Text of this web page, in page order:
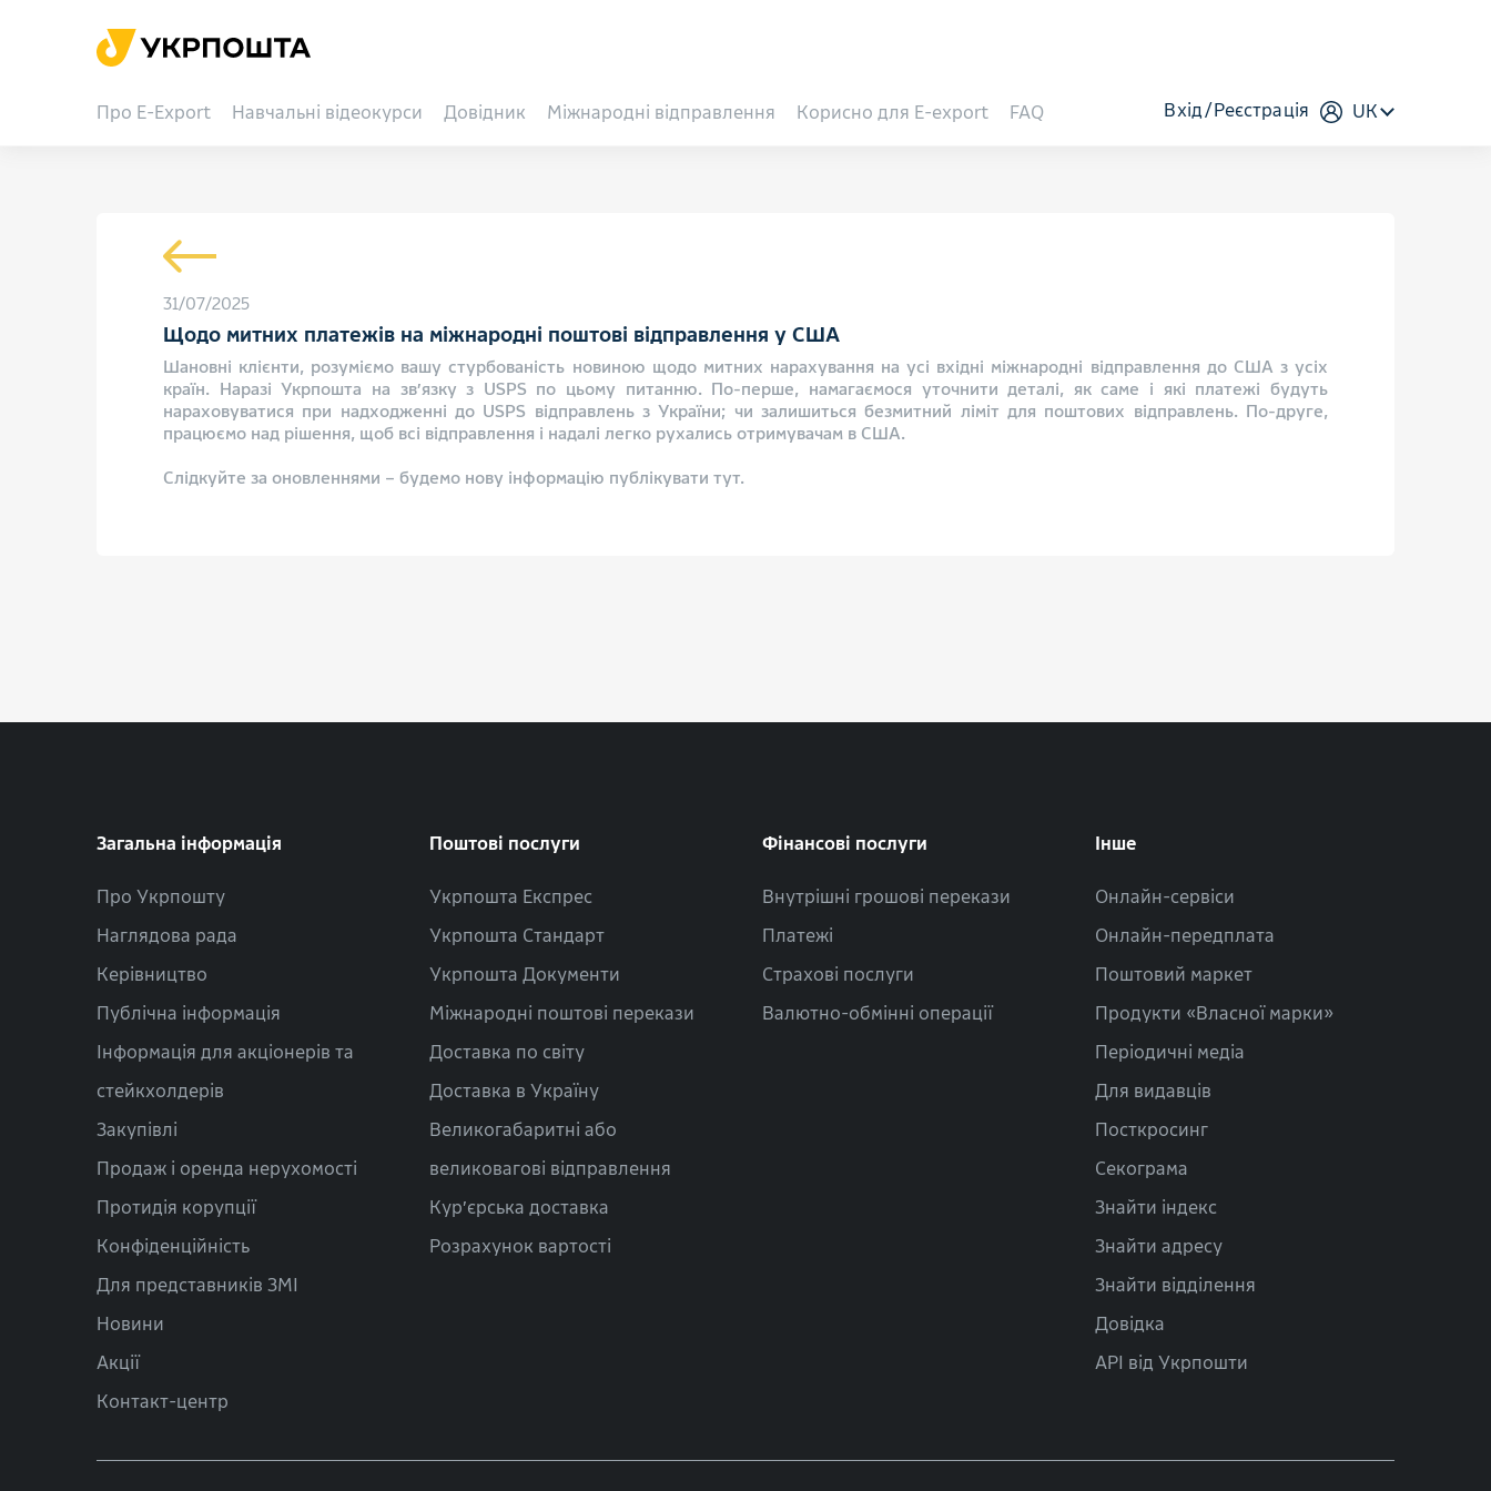
Про E-Export Навчальні відеокурси Довідник Міжнародні відправлення Корисно для E-export FAQ Вхід Реєстрація UK
31/07/2025
Щодо митних платежів на міжнародні поштові відправлення у США
Шановні клієнти, розуміємо вашу стурбованість новиною щодо митних нарахування на усі вхідні міжнародні відправлення до США з усіх
країн. Наразі Укрпошта на звʼязку з USPS по цьому питанню. По-перше, намагаємося уточнити деталі, як саме і які платежі будуть
нараховуватися при надходженні до USPS відправлень з України; чи залишиться безмитний ліміт для поштових відправлень. По-друге,
працюємо над рішення, щоб всі відправлення і надалі легко рухались отримувачам в США.
Слідкуйте за оновленнями – будемо нову інформацію публікувати тут.
Загальна інформація
Про Укрпошту
Наглядова рада
Керівництво
Публічна інформація
Інформація для акціонерів та
стейкхолдерів
Закупівлі
Продаж і оренда нерухомості
Протидія корупції
Конфіденційність
Для представників ЗМІ
Новини
Акції
Контакт-центр
Поштові послуги
Укрпошта Експрес
Укрпошта Стандарт
Укрпошта Документи
Міжнародні поштові перекази
Доставка по світу
Доставка в Україну
Великогабаритні або
великовагові відправлення
Кур’єрська доставка
Розрахунок вартості
Фінансові послуги
Внутрішні грошові перекази
Платежі
Страхові послуги
Валютно-обмінні операції
Інше
Онлайн-сервіси
Онлайн-передплата
Поштовий маркет
Продукти «Власної марки»
Періодичні медіа
Для видавців
Посткросинг
Секограма
Знайти індекс
Знайти адресу
Знайти відділення
Довідка
API від Укрпошти